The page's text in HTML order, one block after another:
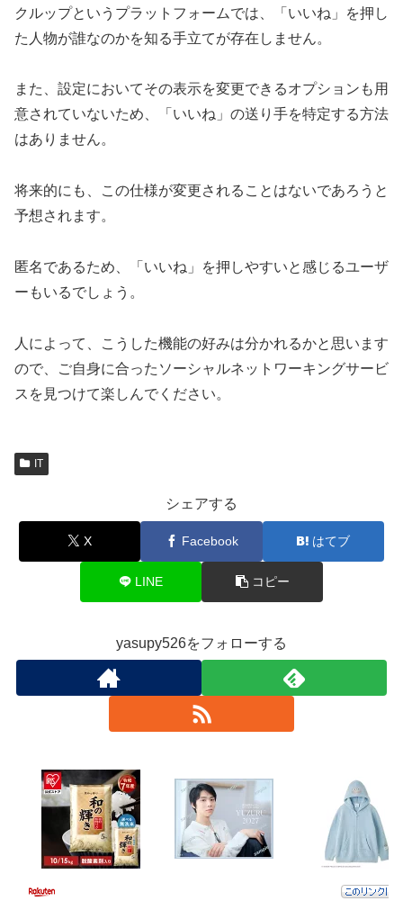
クルップというプラットフォームでは、「いいね」を押し
た人物が誰なのかを知る手立てが存在しません。
また、設定においてその表示を変更できるオプションも用
意されていないため、「いいね」の送り手を特定する方法
はありません。
将来的にも、この仕様が変更されることはないであろうと
予想されます。
匿名であるため、「いいね」を押しやすいと感じるユーザ
ーもいるでしょう。
人によって、こうした機能の好みは分かれるかと思います
ので、ご自身に合ったソーシャルネットワーキングサービ
スを見つけて楽しんでください。
IT
シェアする
X Facebook はてブ
LINE コピー
yasupy526をフォローする